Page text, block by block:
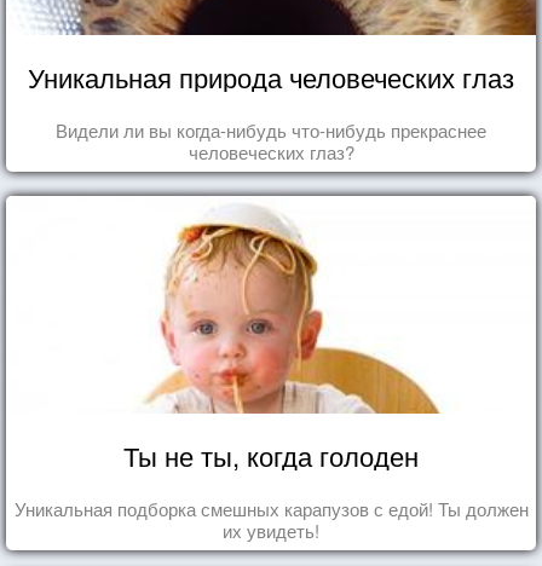
Уникальная природа человеческих глаз
Видели ли вы когда-нибудь что-нибудь прекраснее
человеческих глаз?
Ты не ты, когда голоден
Уникальная подборка смешных карапузов с едой! Ты должен
их увидеть!